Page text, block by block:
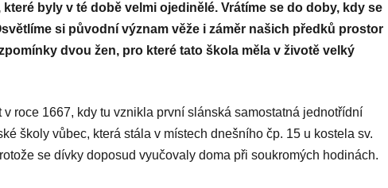
byly v té době velmi ojedinělé. Vrátíme se do doby, kdy se
si původní význam věže i záměr našich předků prostor
dvou žen, pro které tato škola měla v životě velký
roce 1667, kdy tu vznikla první slánská samostatná jednotřídní
školy vůbec, která stála v místech dnešního čp. 15 u kostela sv.
se dívky doposud vyučovaly doma při soukromých hodinách.